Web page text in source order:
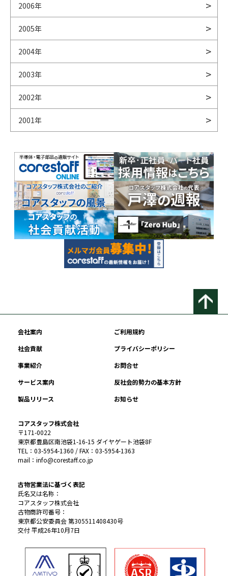
2006年
2005年
2004年
2003年
2002年
2001年
会社案内
ご利用規約
社会貢献
プライバシーポリシー
事業紹介
お問合せ
サービス案内
反社会的勢力の基本方針
製品リリース
お知らせ
コアスタッフ株式会社
〒171-0022
東京都豊島区南池袋1-16-15 ダイヤゲート池袋8F
TEL：03-5954-1360 / FAX：03-5954-1363
mail：info@corestaff.co.jp
古物営業法に基づく表記
氏名又は名称：
コアスタッフ株式会社
古物商許可番号：
東京都公安委員会 第305511408430号
交付 平成26年10月7日